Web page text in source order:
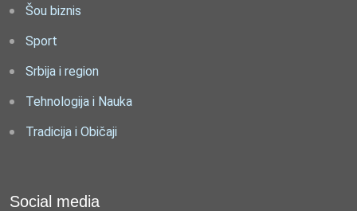
Šou biznis
Sport
Srbija i region
Tehnologija i Nauka
Tradicija i Običaji
Social media